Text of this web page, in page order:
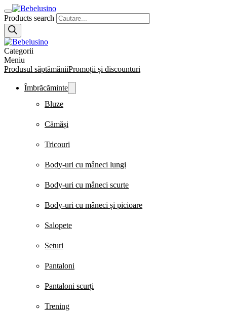
Products search
Categorii
Meniu
Produsul săptămăniiPromoții și discounturi
Îmbrăcăminte
Bluze
Cămăși
Tricouri
Body-uri cu mâneci lungi
Body-uri cu mâneci scurte
Body-uri cu mâneci și picioare
Salopete
Seturi
Pantaloni
Pantaloni scurți
Trening